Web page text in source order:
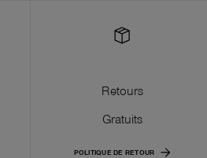
Retours
Gratuits
POLITIQUE DE RETOUR